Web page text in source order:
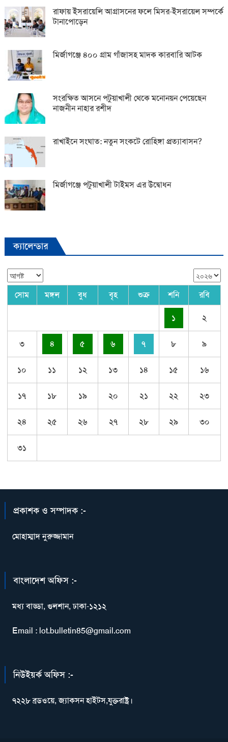
রাফায় ইসরায়েলি আগ্রাসনের ফলে মিসর-ইসরায়েল সম্পর্কে
টানাপোড়েন
মির্জাগঞ্জে ৪০০ গ্রাম গাঁজাসহ মাদক কারবারি আটক
সংরক্ষিত আসনে পটুয়াখালী থেকে মনোনয়ন পেয়েছেন
নাজনীন নাহার রশীদ
রাখাইনে সংঘাত: নতুন সংকটে রোহিঙ্গা প্রত্যাবাসন?
মির্জাগঞ্জে পটুয়াখালী টাইমস এর উদ্বোধন
ক্যালেন্ডার
সোম মঙ্গল বুধ বৃহ শুক্র শনি রবি
১ ২
৩ ৪ ৫ ৬ ৭ ৮ ৯
১০ ১১ ১২ ১৩ ১৪ ১৫ ১৬
১৭ ১৮ ১৯ ২০ ২১ ২২ ২৩
২৪ ২৫ ২৬ ২৭ ২৮ ২৯ ৩০
৩১
প্রকাশক ও সম্পাদক :-
মোহাম্মাদ নুরুজ্জামান
বাংলাদেশ অফিস :-
মধ্য বাড্ডা, গুলশান, ঢাকা-১২১২
Email : lot.bulletin85@gmail.com
নিউইয়র্ক অফিস :-
৭২২৮ ব্রডওয়ে, জ্যাকসন হাইটস,যুক্তরাষ্ট্র।